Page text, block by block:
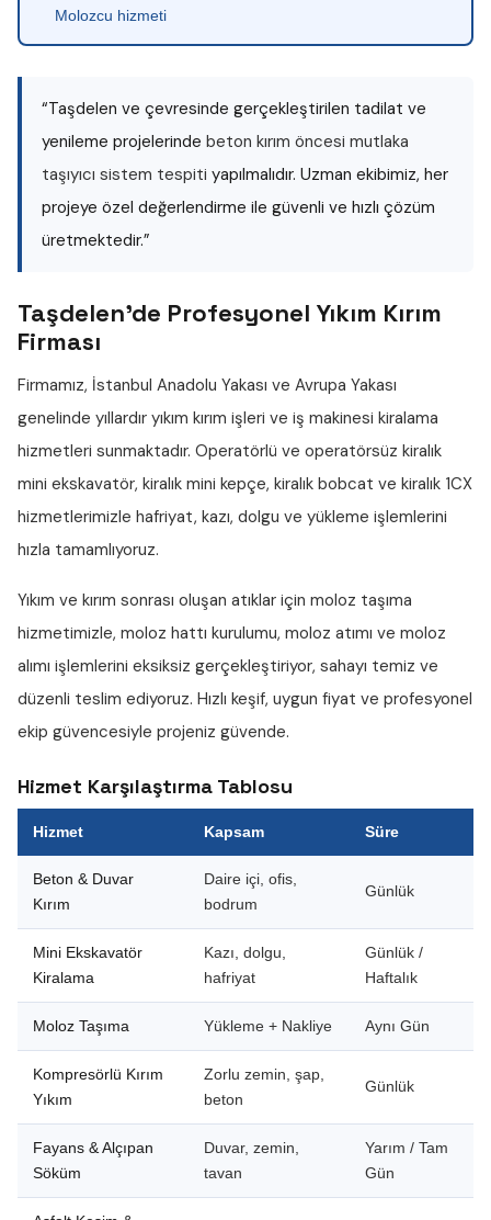
Molozcu hizmeti
“Taşdelen ve çevresinde gerçekleştirilen tadilat ve
yenileme projelerinde beton kırım öncesi mutlaka
taşıyıcı sistem tespiti yapılmalıdır. Uzman ekibimiz, her
projeye özel değerlendirme ile güvenli ve hızlı çözüm
üretmektedir.”
Taşdelen'de Profesyonel Yıkım Kırım
Firması
Firmamız, İstanbul Anadolu Yakası ve Avrupa Yakası
genelinde yıllardır yıkım kırım işleri ve iş makinesi kiralama
hizmetleri sunmaktadır. Operatörlü ve operatörsüz kiralık
mini ekskavatör, kiralık mini kepçe, kiralık bobcat ve kiralık 1CX
hizmetlerimizle hafriyat, kazı, dolgu ve yükleme işlemlerini
hızla tamamlıyoruz.
Yıkım ve kırım sonrası oluşan atıklar için moloz taşıma
hizmetimizle, moloz hattı kurulumu, moloz atımı ve moloz
alımı işlemlerini eksiksiz gerçekleştiriyor, sahayı temiz ve
düzenli teslim ediyoruz. Hızlı keşif, uygun fiyat ve profesyonel
ekip güvencesiyle projeniz güvende.
Hizmet Karşılaştırma Tablosu
Hizmet Kapsam Süre
Beton & Duvar
Kırım
Daire içi, ofis,
bodrum
Günlük
Mini Ekskavatör
Kiralama
Kazı, dolgu,
hafriyat
Günlük /
Haftalık
Moloz Taşıma Yükleme + Nakliye Aynı Gün
Kompresörlü Kırım
Yıkım
Zorlu zemin, şap,
beton
Günlük
Fayans & Alçıpan
Söküm
Duvar, zemin,
tavan
Yarım / Tam
Gün